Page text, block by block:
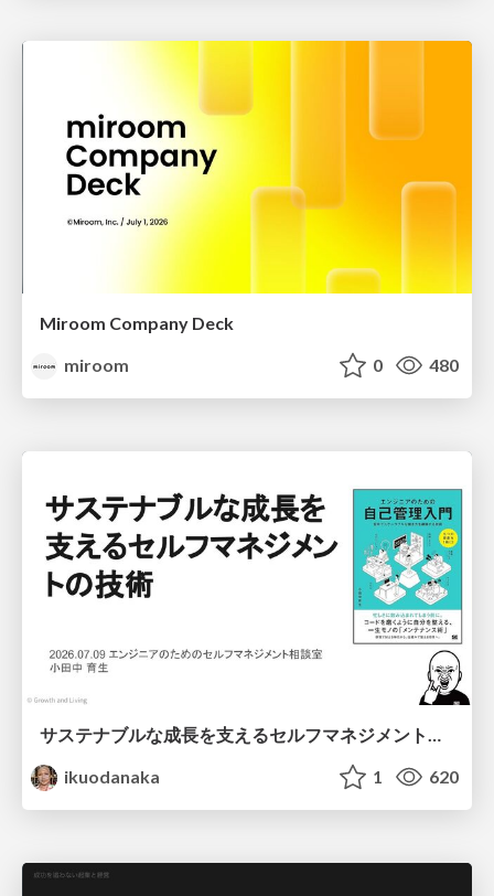
Miroom Company Deck
miroom
0 480
サステナブルな成長を支えるセルフマネジメントの技術/Self Management skill for growth
ikuodanaka
1 620